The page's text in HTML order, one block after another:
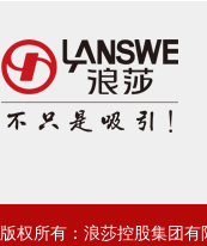
版权所有：浪莎控股集团有